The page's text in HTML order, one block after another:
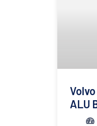
Volvo
ALU